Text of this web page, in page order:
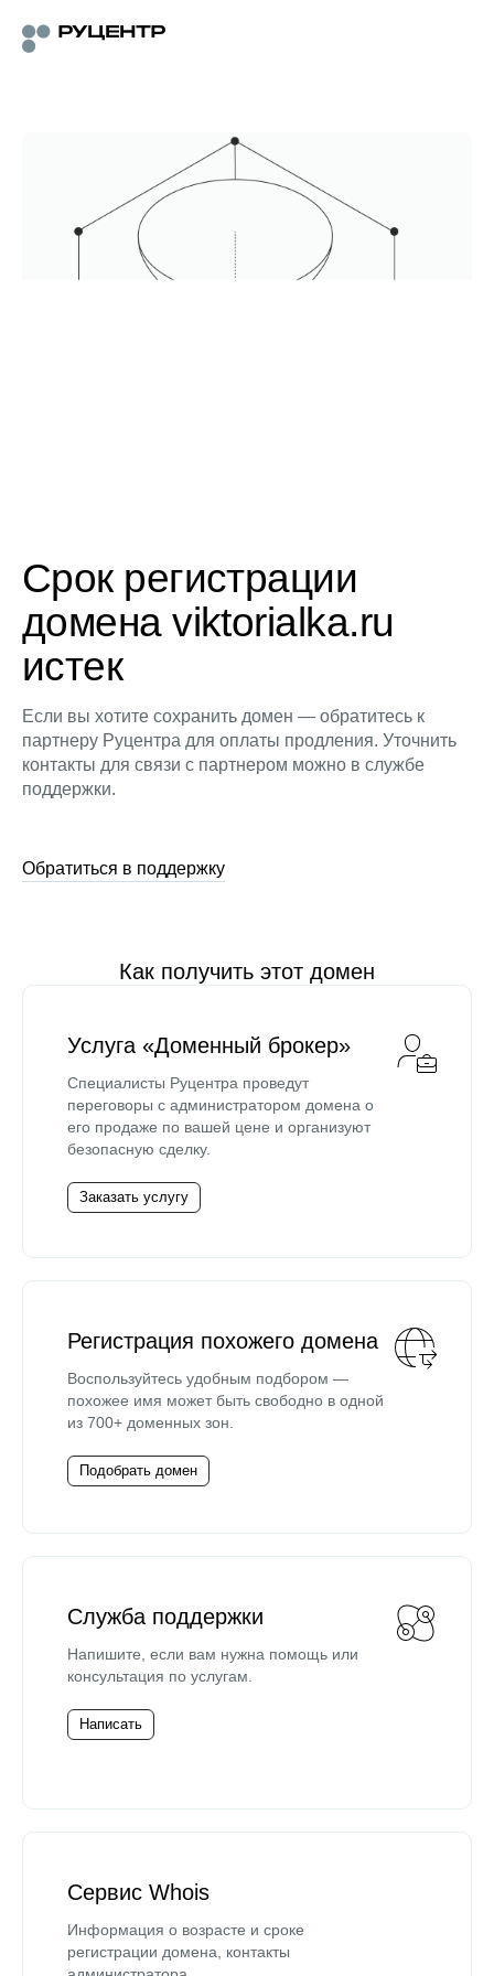
Срок регистрации
домена viktorialka.ru
истек
Если вы хотите сохранить домен — обратитесь к
партнеру Руцентра для оплаты продления. Уточнить
контакты для связи с партнером можно в службе
поддержки.
Обратиться в поддержку
Как получить этот домен
Услуга «Доменный брокер»
Специалисты Руцентра проведут
переговоры с администратором домена о
его продаже по вашей цене и организуют
безопасную сделку.
Заказать услугу
Регистрация похожего домена
Воспользуйтесь удобным подбором —
похожее имя может быть свободно в одной
из 700+ доменных зон.
Подобрать домен
Служба поддержки
Напишите, если вам нужна помощь или
консультация по услугам.
Написать
Сервис Whois
Информация о возрасте и сроке
регистрации домена, контакты